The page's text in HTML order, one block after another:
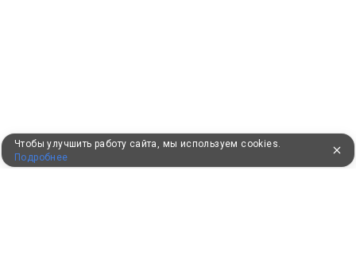
Чтобы улучшить работу сайта, мы используем cookies.
Подробнее